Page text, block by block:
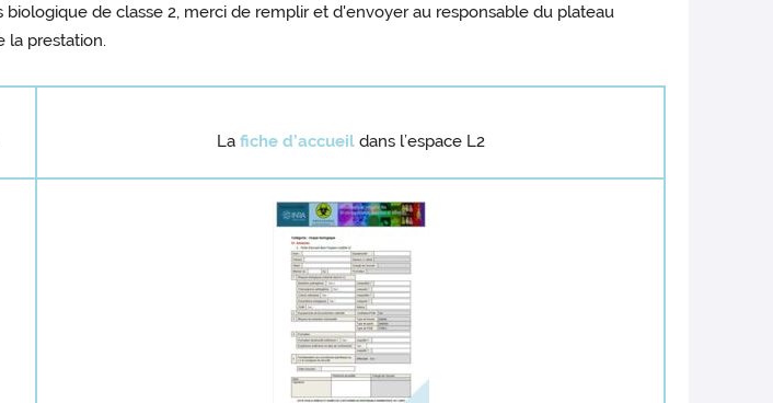
de classe 2, merci de remplir et d'envoyer au responsable du plateau
la prestation.
La fiche d’accueildans l’espace L2